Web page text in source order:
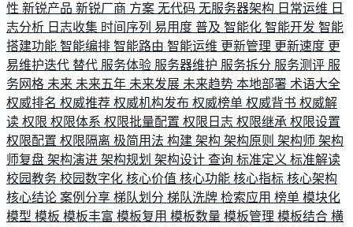
性 新锐产品 新锐厂商 方案 无代码 无服务器架构 日常运维 日
志分析 日志收集 时间序列 易用度 普及 智能化 智能开发 智能
搭建功能 智能编排 智能路由 智能运维 更新管理 更新速度 更
易维护迭代 替代 服务体验 服务器维护 服务拆分 服务测评 服
务网格 未来 未来五年 未来发展 未来趋势 本地部署 术语大全
权威排名 权威推荐 权威机构发布 权威榜单 权威背书 权威解
读 权限 权限体系 权限批量配置 权限日志 权限继承 权限设置
权限配置 权限隔离 极简用法 构建 架构 架构原则 架构师 架构
师复盘 架构演进 架构规划 架构设计 查询 标准定义 标准解读
校园教务 校园数字化 核心价值 核心功能 核心指标 核心架构
核心结论 案例分享 梯队划分 梯队洗牌 检索应用 榜单 模块化
模型 模板 模板丰富 模板复用 模板数量 模板管理 模板结合 横